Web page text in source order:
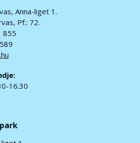
Anna-liget 1.
Pf.: 72.
855
16.30